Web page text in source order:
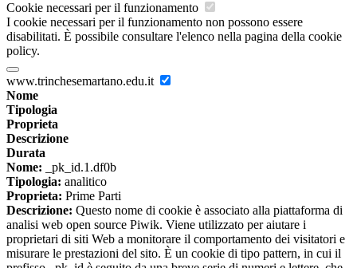
Cookie necessari per il funzionamento
I cookie necessari per il funzionamento non possono essere
disabilitati. È possibile consultare l'elenco nella pagina della cookie
policy.
www.trinchesemartano.edu.it
Nome
Tipologia
Proprieta
Descrizione
Durata
Nome: _pk_id.1.df0b
Tipologia: analitico
Proprieta: Prime Parti
Descrizione: Questo nome di cookie è associato alla piattaforma di
analisi web open source Piwik. Viene utilizzato per aiutare i
proprietari di siti Web a monitorare il comportamento dei visitatori e
misurare le prestazioni del sito. È un cookie di tipo pattern, in cui il